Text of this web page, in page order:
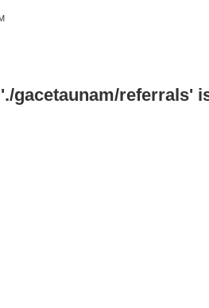
gacetaunam/referrals'